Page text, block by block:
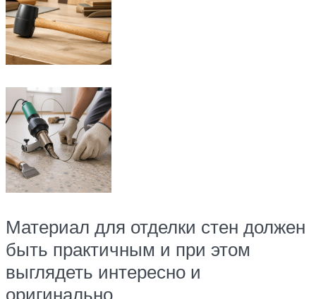
Материал для отделки стен должен
быть практичным и при этом
выглядеть интересно и
оригинально